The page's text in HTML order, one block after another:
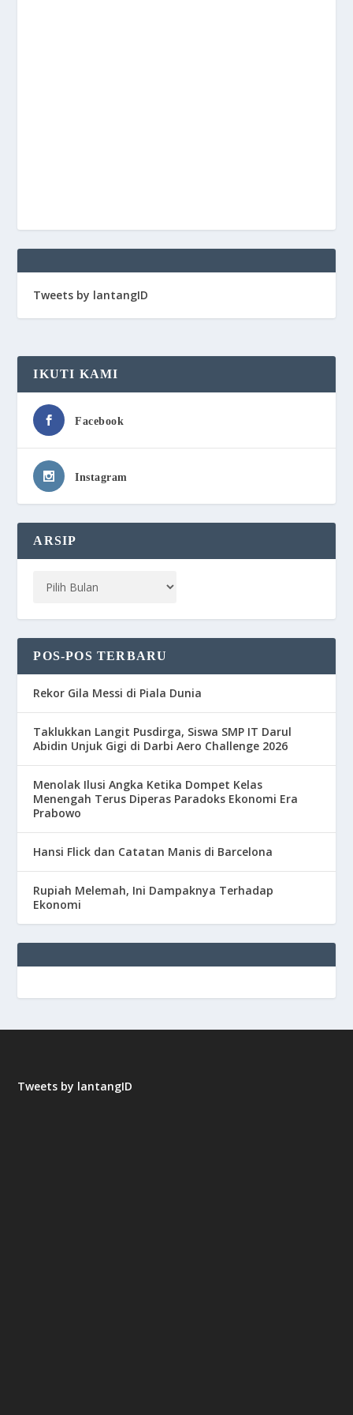
Tweets by lantangID
IKUTI KAMI
Facebook
Instagram
ARSIP
POS-POS TERBARU
Rekor Gila Messi di Piala Dunia
Taklukkan Langit Pusdirga, Siswa SMP IT Darul
Abidin Unjuk Gigi di Darbi Aero Challenge 2026
Menolak Ilusi Angka Ketika Dompet Kelas
Menengah Terus Diperas Paradoks Ekonomi Era
Prabowo
Hansi Flick dan Catatan Manis di Barcelona
Rupiah Melemah, Ini Dampaknya Terhadap
Ekonomi
Tweets by lantangID